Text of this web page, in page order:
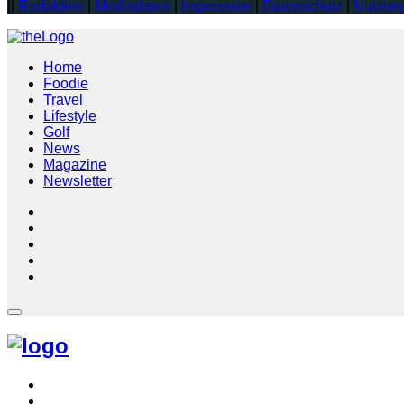
Redaktion Mediadaten Impressum Datenschutz
Home
Foodie
Travel
Lifestyle
Golf
News
Magazine
Newsletter